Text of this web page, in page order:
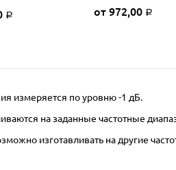
Р от 972,00 Р
измеряется по уровню -1 дБ.
на заданные частотные
изготавливать на другие